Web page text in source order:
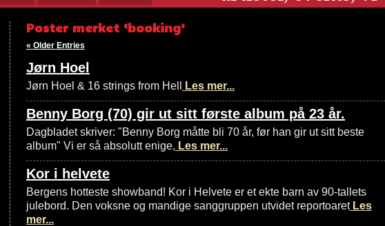
Poster merket ‘booking’
« Older Entries
Jørn Hoel
Jørn Hoel & 16 strings from Hell Les mer...
Benny Borg (70) gir ut sitt første album på 23 år.
Dagbladet skriver: "Benny Borg måtte bli 70 år, før han gir ut sitt beste
album" Vi er så absolutt enige, Les mer...
Kor i helvete
Bergens hotteste showband! Kor i Helvete er et ekte barn av 90-tallets
julebord. Den voksne og mandige sanggruppen utvidet reportoaretLes
mer...